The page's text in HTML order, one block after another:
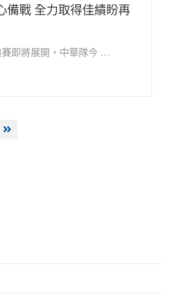
備戰 全力取得佳績盼再
即將展開，中華隊今 …